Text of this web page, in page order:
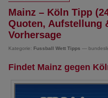
Mainz – Köln Tipp
Quoten, Aufstellung
Vorhersage
Kategorie: Fussball Wett Tipps —
Findet Mainz gegen